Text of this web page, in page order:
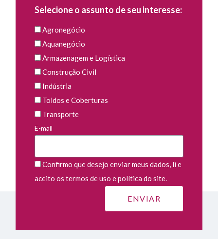
Selecione o assunto de seu interesse:
Agronegócio
Aquanegócio
Armazenagem e Logística
Construção Civil
Indústria
Toldos e Coberturas
Transporte
E-mail
Confirmo que desejo enviar meus dados, li e
aceito os termos de uso e política do site.